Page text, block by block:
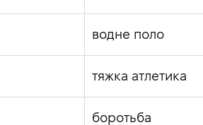
водне поло
тяжка атлетика
боротьба